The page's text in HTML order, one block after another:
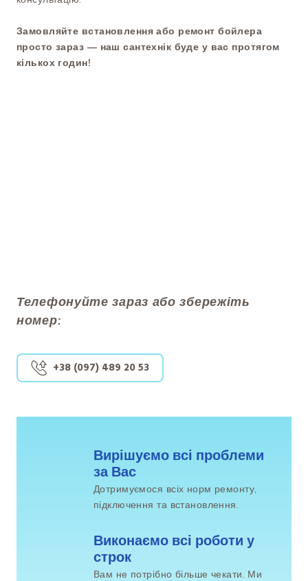
Замовляйте встановлення або ремонт бойлера
просто зараз — наш сантехнік буде у вас протягом
кількох годин!
Телефонуйте зараз або збережіть
номер:
+38 (097) 489 20 53
Вирішуємо всі проблеми
за Вас
Дотримуємося всіх норм ремонту,
підключення та встановлення.
Виконаємо всі роботи у
строк
Вам не потрібно більше чекати. Ми